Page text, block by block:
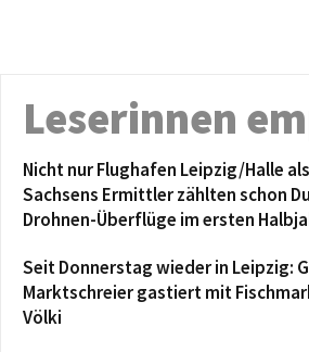
Leserinnen
Nicht nur Flughafen Leipzig/Halle
Sachsens Ermittler zählten schon
Drohnen-Überflüge im ersten
Seit Donnerstag wieder in Leipzig:
Marktschreier gastiert mit
Völki